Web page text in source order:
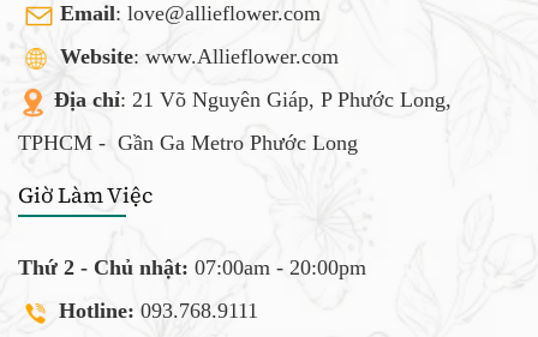
Email: love@allieflower.com
Website: www.Allieflower.com
Địa chỉ: 21 Võ Nguyên Giáp, P Phước Long,
TPHCM - Gần Ga Metro Phước Long
Giờ Làm Việc
Thứ 2 - Chủ nhật: 07:00am - 20:00pm
Hotline: 093.768.9111